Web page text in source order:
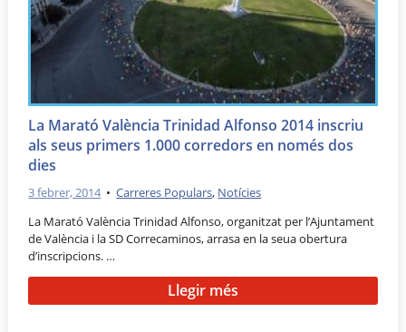
La Marató València Trinidad Alfonso 2014 inscriu
als seus primers 1.000 corredors en només dos
dies
3 febrer, 2014 •Carreres Populars, Notícies
La Marató València Trinidad Alfonso, organitzat per l’Ajuntament
de València i la SD Correcaminos, arrasa en la seua obertura
d’inscripcions. …
Llegir més